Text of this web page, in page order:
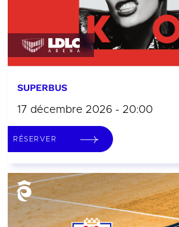
SUPERBUS
17 décembre 2026 - 20:00
RÉSERVER